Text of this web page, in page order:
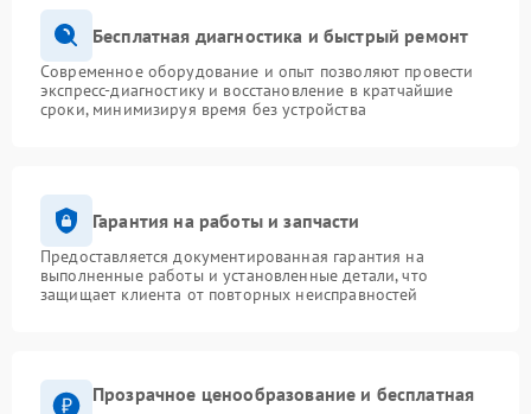
Бесплатная диагностика и быстрый ремонт
Современное оборудование и опыт позволяют провести
экспресс-диагностику и восстановление в кратчайшие
сроки, минимизируя время без устройства
Гарантия на работы и запчасти
Предоставляется документированная гарантия на
выполненные работы и установленные детали, что
защищает клиента от повторных неисправностей
Прозрачное ценообразование и бесплатная